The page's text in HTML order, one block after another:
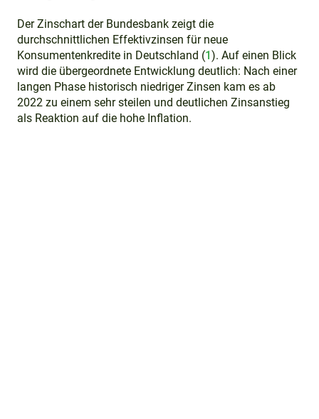
Der Zinschart der Bundesbank zeigt die
durchschnittlichen Effektivzinsen für neue
Konsumentenkredite in Deutschland (1). Auf einen Blick
wird die übergeordnete Entwicklung deutlich: Nach einer
langen Phase historisch niedriger Zinsen kam es ab
2022 zu einem sehr steilen und deutlichen Zinsanstieg
als Reaktion auf die hohe Inflation.